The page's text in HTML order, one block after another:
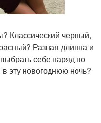
Классический черный,
Разная длинна и
себе наряд по
эту новогоднюю ночь?